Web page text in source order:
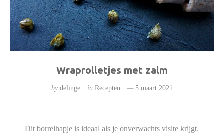
Wraprolletjes met zalm
by delinge in Recepten 5 maart 2021
Dit borrelhapje is ideaal als je onverwachts visite krijgt.